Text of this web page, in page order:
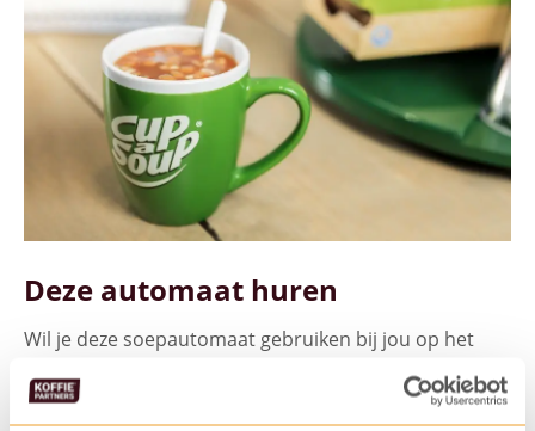
Deze automaat huren
Wil je deze soepautomaat gebruiken bij jou op het
werk? Dat kan op basis van bruikleen bij 100
gebruikers per week! Zolang je Cup-a-Soup vending